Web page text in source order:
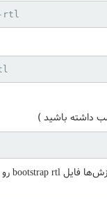
rtl